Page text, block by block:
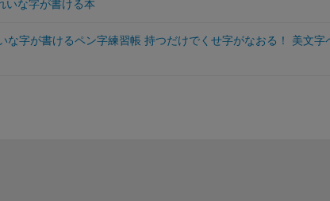
いな字が書ける本
な字が書けるペン字練習帳 持つだけでくせ字がなおる！ 美文字